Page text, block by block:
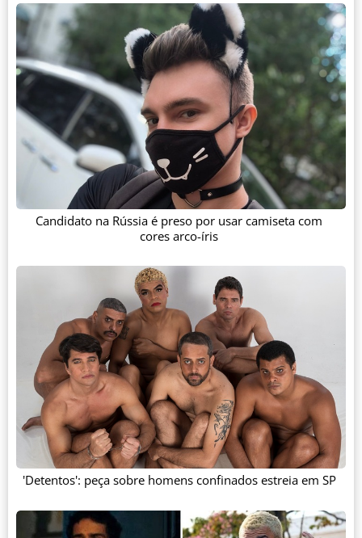
Candidato na Rússia é preso por usar camiseta com
cores arco-íris
'Detentos': peça sobre homens confinados estreia em SP